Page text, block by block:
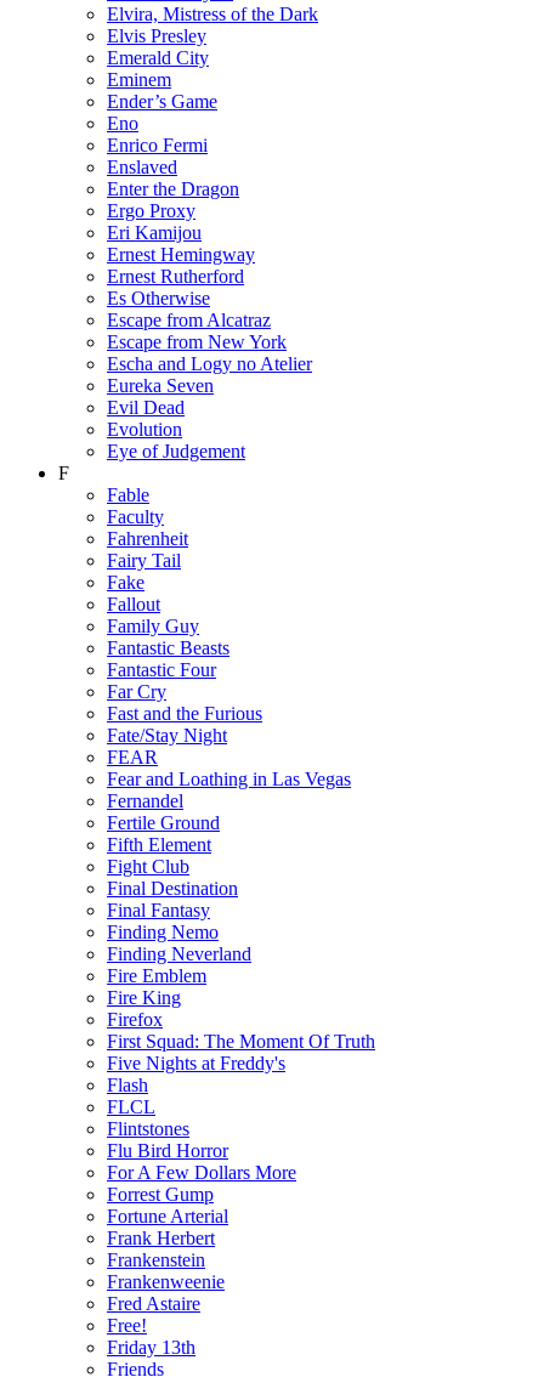
Elvira, Mistress of the Dark
Elvis Presley
Emerald City
Eminem
Ender’s Game
Eno
Enrico Fermi
Enslaved
Enter the Dragon
Ergo Proxy
Eri Kamijou
Ernest Hemingway
Ernest Rutherford
Es Otherwise
Escape from Alcatraz
Escape from New York
Escha and Logy no Atelier
Eureka Seven
Evil Dead
Evolution
Eye of Judgement
F
Fable
Faculty
Fahrenheit
Fairy Tail
Fake
Fallout
Family Guy
Fantastic Beasts
Fantastic Four
Far Cry
Fast and the Furious
Fate/Stay Night
FEAR
Fear and Loathing in Las Vegas
Fernandel
Fertile Ground
Fifth Element
Fight Club
Final Destination
Final Fantasy
Finding Nemo
Finding Neverland
Fire Emblem
Fire King
Firefox
First Squad: The Moment Of Truth
Five Nights at Freddy's
Flash
FLCL
Flintstones
Flu Bird Horror
For A Few Dollars More
Forrest Gump
Fortune Arterial
Frank Herbert
Frankenstein
Frankenweenie
Fred Astaire
Free!
Friday 13th
Friends